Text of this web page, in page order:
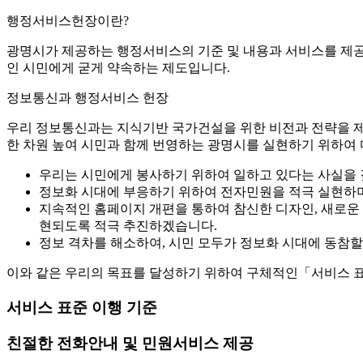
행정서비스헌장이란?
광명시가 제공하는 행정서비스의 기준 및 내용과 서비스를
인 시민에게 굳게 약속하는 제도입니다.
정보통신과 행정서비스 헌장
우리 정보통신과는 지식기반 국가건설을 위한 비전과 전략을
한 차원 높여 시민과 함께 번영하는 광명시를 실현하기 위하여
우리는 시민에게 봉사하기 위하여 일하고 있다는 사실
정보화 시대에 부응하기 위하여 전자민원을 적극 실현
지속적인 홈페이지 개편을 통하여 참신한 디자인, 새로
현되도록 적극 추진하겠습니다.
정보 격차를 해소하여, 시민 모두가 정보화 시대에 동참
이와 같은 우리의 목표를 달성하기 위하여 구체적인「서비스
서비스 표준 이행 기준
친절한 전화안내 및 민원서비스 제공